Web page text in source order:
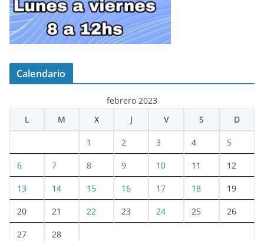
Calendario
febrero 2023
L
M X J V S D
1 2 3 4 5
6 7 8 9 10 11 12
13 14 15 16 17 18 19
20 21 22 23 24 25 26
27 28